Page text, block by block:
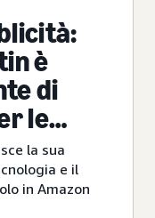
è
di
le
la sua
e il
in Amazon